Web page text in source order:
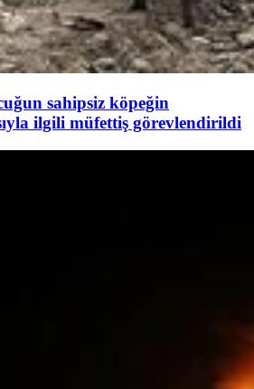
sahipsiz köpeğin
ilgili müfettiş görevlendirildi